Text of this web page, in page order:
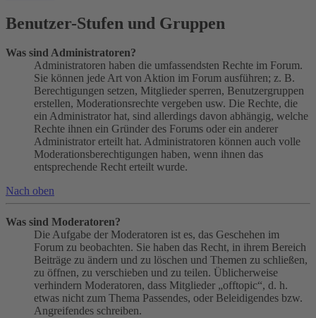
Benutzer-Stufen und Gruppen
Was sind Administratoren?
Administratoren haben die umfassendsten Rechte im Forum.
Sie können jede Art von Aktion im Forum ausführen; z. B.
Berechtigungen setzen, Mitglieder sperren, Benutzergruppen
erstellen, Moderationsrechte vergeben usw. Die Rechte, die
ein Administrator hat, sind allerdings davon abhängig, welche
Rechte ihnen ein Gründer des Forums oder ein anderer
Administrator erteilt hat. Administratoren können auch volle
Moderationsberechtigungen haben, wenn ihnen das
entsprechende Recht erteilt wurde.
Nach oben
Was sind Moderatoren?
Die Aufgabe der Moderatoren ist es, das Geschehen im
Forum zu beobachten. Sie haben das Recht, in ihrem Bereich
Beiträge zu ändern und zu löschen und Themen zu schließen,
zu öffnen, zu verschieben und zu teilen. Üblicherweise
verhindern Moderatoren, dass Mitglieder „offtopic“, d. h.
etwas nicht zum Thema Passendes, oder Beleidigendes bzw.
Angreifendes schreiben.